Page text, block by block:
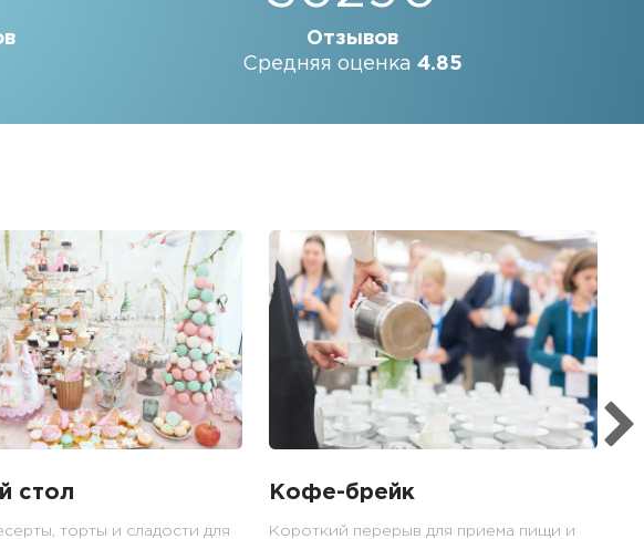
Отзывов
Средняя оценка 4.85
стол
торты и сладости для
Кофе-брейк
Короткий перерыв для приема пищи и